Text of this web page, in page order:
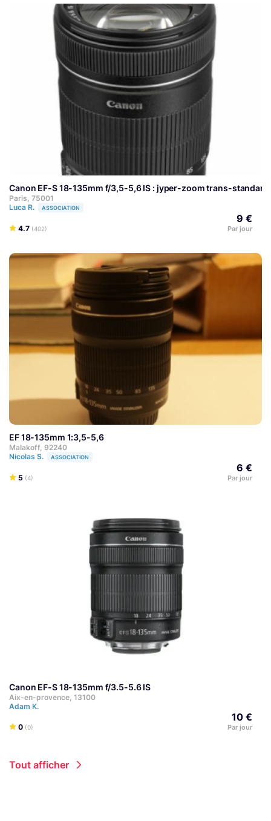
Canon EF-S 18-135mm f/3,5-5,6 IS : jyper-zoom trans-
Paris, 75001
Luca R.
ASSOCIATION
4.7 (402)
9 €
Par jour
EF 18-135mm 1:3,5-5,6
Malakoff, 92240
Nicolas S.
ASSOCIATION
5 (4)
6 €
Par jour
Canon EF-S 18-135mm f/3.5-5.6 IS
Aix-en-provence, 13100
Adam K.
0 (0)
10 €
Par jour
Tout afficher